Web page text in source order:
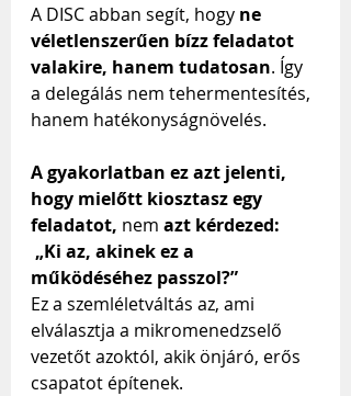
A DISC abban segít, hogy ne
véletlenszerűen bízz feladatot
valakire, hanem tudatosan. Így
a delegálás nem tehermentesítés,
hanem hatékonyságnövelés.
A gyakorlatban ez azt jelenti,
hogy mielőtt kiosztasz egy
feladatot, nem azt kérdezed:
„Ki az, akinek ez a
működéséhez passzol?”
Ez a szemléletváltás az, ami
elválasztja a mikromenedzselő
vezetőt azoktól, akik önjáró, erős
csapatot építenek.